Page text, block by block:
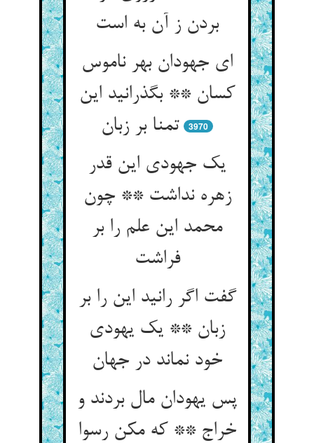
ای جهودان بهر ناموس
کسان ** بگذرانید این
3970
یک جهودی این قدر
زهره نداشت ** چون
محمد این علم را بر
فراشت‌‌
گفت اگر رانید این را بر
زبان ** یک یهودی
پس یهودان مال بردند و
خراج ** که مکن رسوا